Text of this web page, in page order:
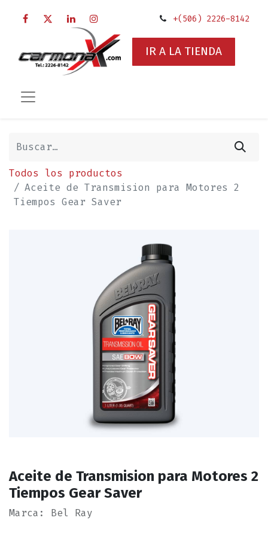
+(506) 2226-8142
IR A LA TIENDA
Todos los productos
Aceite de Transmision para Motores 2
Tiempos Gear Saver
Aceite de Transmision para Motores 2
Tiempos Gear Saver
Marca: Bel Ray